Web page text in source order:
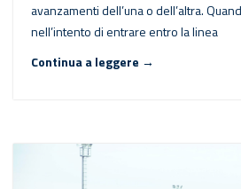
avanzamenti dell’una o dell’altra.
nell’intento di entrare entro la linea
Continua a leggere →